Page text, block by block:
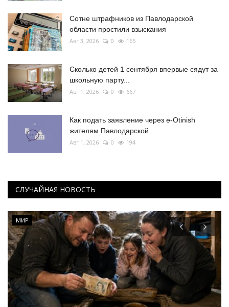
Сотне штрафников из Павлодарской
области простили взыскания
Авг 3, 2026 0 165
Сколько детей 1 сентября впервые сядут за
школьную парту...
Авг 1, 2026 0 667
Как подать заявление через e-Otinish
жителям Павлодарской...
Авг 1, 2026 0 194
СЛУЧАЙНАЯ НОВОСТЬ
МИР